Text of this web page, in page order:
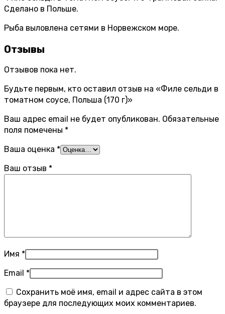
Сделано в Польше.
Рыба выловлена сетями в Норвежском море.
Отзывы
Отзывов пока нет.
Будьте первым, кто оставил отзыв на «Филе сельди в
томатном соусе, Польша (170 г)»
Ваш адрес email не будет опубликован. Обязательные
поля помечены *
Ваша оценка *
Ваш отзыв *
Имя *
Email *
Сохранить моё имя, email и адрес сайта в этом
браузере для последующих моих комментариев.